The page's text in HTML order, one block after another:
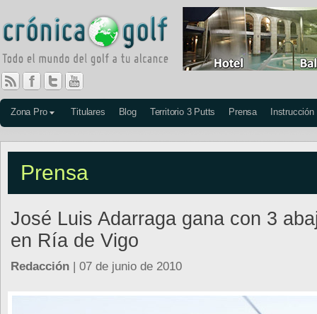
Zona Pro Titulares Blog Territorio 3 Putts Prensa Instrucción
Prensa
José Luis Adarraga gana con 3
en Ría de Vigo
Redacción | 07 de junio de 2010